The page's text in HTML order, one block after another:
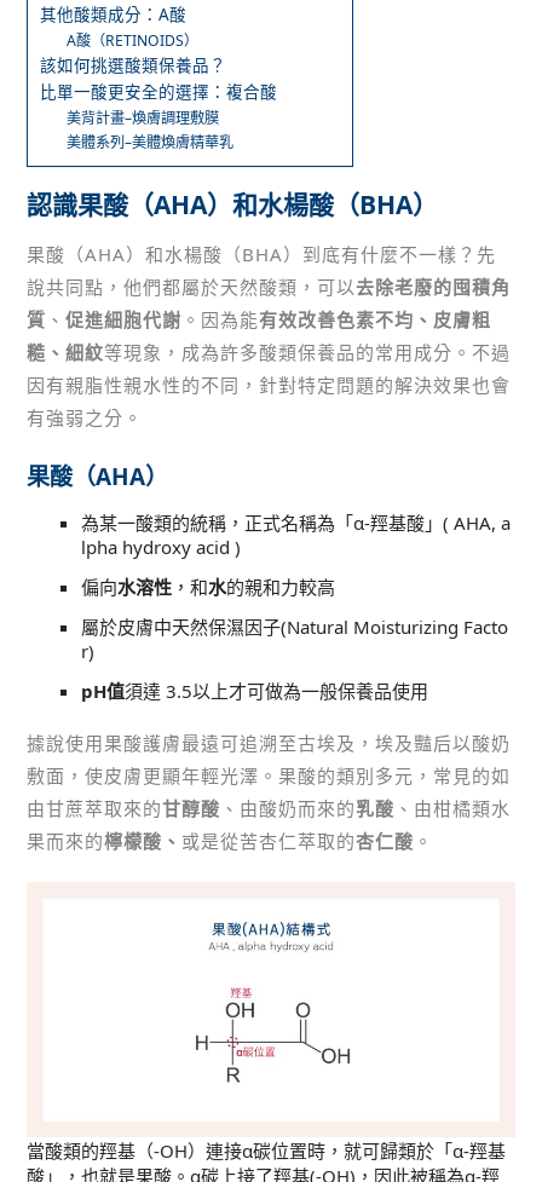
其他酸類成分：A酸
A酸（RETINOIDS）
該如何挑選酸類保養品？
比單一酸更安全的選擇：複合酸
美背計畫–煥膚調理敷膜
美體系列–美體煥膚精華乳
認識果酸（AHA）和水楊酸（BHA）
果酸（AHA）和水楊酸（BHA）到底有什麼不一樣？先
說共同點，他們都屬於天然酸類，可以去除老廢的囤積角
質 、促進細胞代謝 。因為能有效改善色素不均、皮膚粗
糙、細紋等現象，成為許多酸類保養品的常用成分。不過
因有親脂性親水性的不同，針對特定問題的解決效果也會
有強弱之分。
果酸（AHA）
為某一酸類的統稱，正式名稱為「α-羥基酸」( AHA, a
lpha hydroxy acid )
偏向水溶性 ，和水的親和力較高
屬於皮膚中天然保濕因子(Natural Moisturizing Facto
r)
pH值須達 3.5以上才可做為一般保養品使用
據說使用果酸護膚最遠可追溯至古埃及，埃及豔后以酸奶
敷面，使皮膚更顯年輕光澤。果酸的類別多元，常見的如
由甘蔗萃取來的甘醇酸 、由酸奶而來的乳酸 、由柑橘類水
果而來的檸檬酸、 或是從苦杏仁萃取的杏仁酸 。
當酸類的羥基（-OH）連接α碳位置時，就可歸類於「α-羥基
酸」，也就是果酸。α碳上接了羥基(-OH)，因此被稱為α-羥